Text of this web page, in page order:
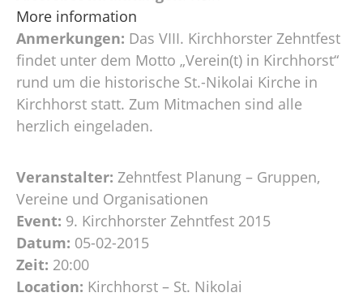
More information
Anmerkungen: Das VIII. Kirchhorster Zehntfest
findet unter dem Motto „Verein(t) in Kirchhorst“
rund um die historische St.-Nikolai Kirche in
Kirchhorst statt. Zum Mitmachen sind alle
herzlich eingeladen.
Veranstalter: Zehntfest Planung – Gruppen,
Vereine und Organisationen
Event: 9. Kirchhorster Zehntfest 2015
Datum: 05-02-2015
Zeit: 20:00
Location: Kirchhorst – St. Nikolai